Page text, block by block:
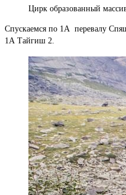
Цирк образованный
Спускаемся по 1А перевалу
1А Тайгиш 2.